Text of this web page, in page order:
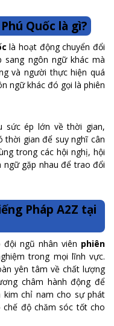
Quốc là gì?
là hoạt động chuyển đổi
ngôn ngữ khác mà
và người thực hiện quá
ngữ khác đó gọi là phiên
sức ép lớn về thời gian,
thời gian để suy nghĩ cân
trong các hội nghị, hội
gặp nhau để trao đổi
Pháp A2Z tại
ngũ nhân viên phiên
trong mọi lĩnh vực.
yên tâm về chất lượng
châm hành động để
kim chỉ nam cho sự phát
độ chăm sóc tốt cho